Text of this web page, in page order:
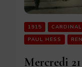
1915
PAUL HESS
Mercredi